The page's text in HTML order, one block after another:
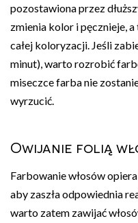
pozostawiona przez
zmienia kolor i pęcznieje,
całej koloryzacji. Jeśli
minut), warto rozrobić
miseczce farba nie
wyrzucić.
Owijanie folią
Farbowanie włosów
aby zaszła odpowiednia
warto zatem zawijać